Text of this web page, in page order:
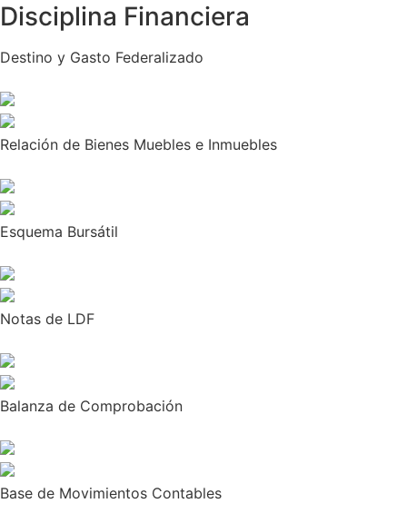
Disciplina Financiera
Destino y Gasto Federalizado
Relación de Bienes Muebles e Inmuebles
Esquema Bursátil
Notas de LDF
Balanza de Comprobación
Base de Movimientos Contables